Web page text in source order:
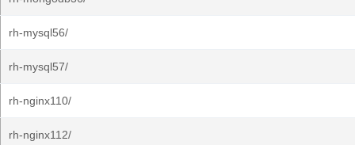
rh-mysql56/
rh-mysql57/
rh-nginx110/
rh-nginx112/